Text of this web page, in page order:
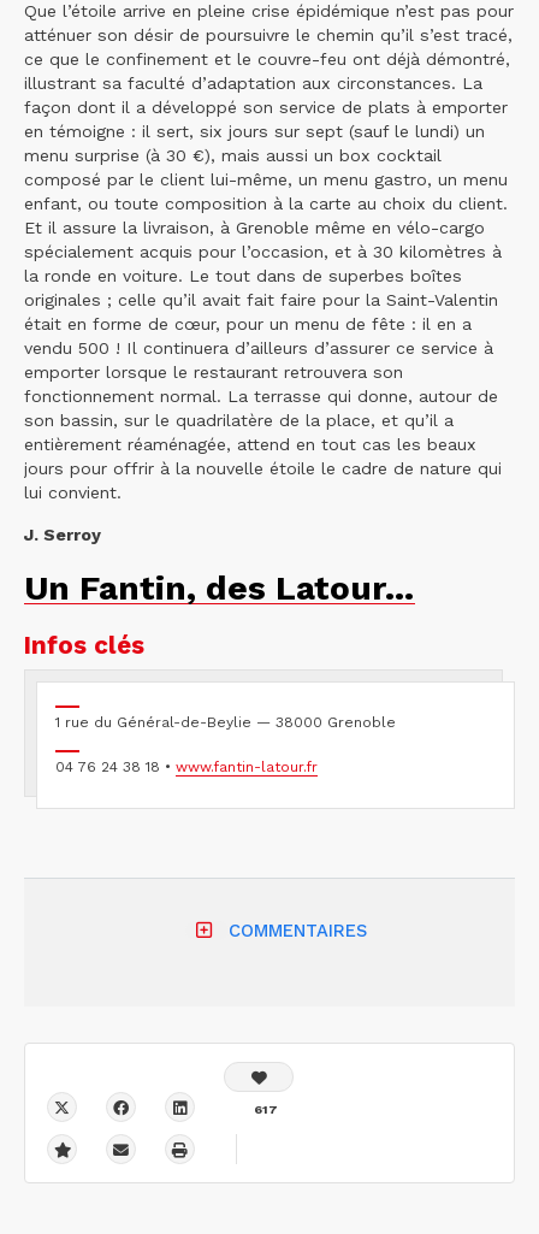
Que l’étoile arrive en pleine crise épidémique n’est pas pour
atténuer son désir de poursuivre le chemin qu’il s’est tracé,
ce que le confinement et le couvre-feu ont déjà démontré,
illustrant sa faculté d’adaptation aux circonstances. La
façon dont il a développé son service de plats à emporter
en témoigne : il sert, six jours sur sept (sauf le lundi) un
menu surprise (à 30 €), mais aussi un box cocktail
composé par le client lui-même, un menu gastro, un menu
enfant, ou toute composition à la carte au choix du client.
Et il assure la livraison, à Grenoble même en vélo-cargo
spécialement acquis pour l’occasion, et à 30 kilomètres à
la ronde en voiture. Le tout dans de superbes boîtes
originales ; celle qu’il avait fait faire pour la Saint-Valentin
était en forme de cœur, pour un menu de fête : il en a
vendu 500 ! Il continuera d’ailleurs d’assurer ce service à
emporter lorsque le restaurant retrouvera son
fonctionnement normal. La terrasse qui donne, autour de
son bassin, sur le quadrilatère de la place, et qu’il a
entièrement réaménagée, attend en tout cas les beaux
jours pour offrir à la nouvelle étoile le cadre de nature qui
lui convient.
J. Serroy
Un Fantin, des Latour…
Infos clés
1 rue du Général-de-Beylie — 38000 Grenoble
04 76 24 38 18 • www.fantin-latour.fr
COMMENTAIRES
617